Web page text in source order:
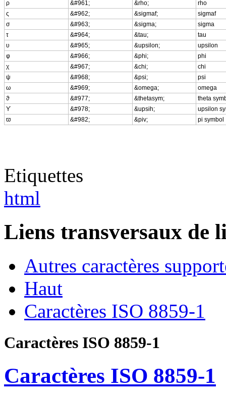
ρ &#961; &rho;
rho
ς
&#962; &sigmaf;
sigmaf
σ
&#963; &sigma;
sigma
τ
&#964; &tau;
tau
υ
&#965; &upsilon;
upsilon
φ
&#966; &phi;
phi
χ
&#967; &chi;
chi
ψ
&#968; &psi;
psi
ω
&#969; &omega;
omega
ϑ
&#977; &thetasym;
theta
ϒ
&#978; &upsih;
upsilon
ϖ
&#982; &piv; pi symbol
Etiquettes
html
Liens transversaux de
Autres caractères
Haut
Caractères ISO 8859-1
Caractères ISO 8859-1
Caractères ISO 8859-1